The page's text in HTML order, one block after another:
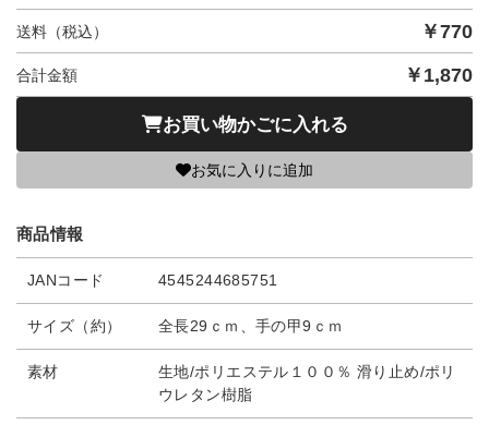
送料（税込） ￥770
合計金額 ￥ 1,870
お買い物かごに入れる
お気に入りに追加
商品情報
JANコード 4545244685751
サイズ（約） 全長29ｃｍ、手の甲9ｃｍ
素材
生地/ポリエステル１００％ 滑り止め/ポリ
ウレタン樹脂